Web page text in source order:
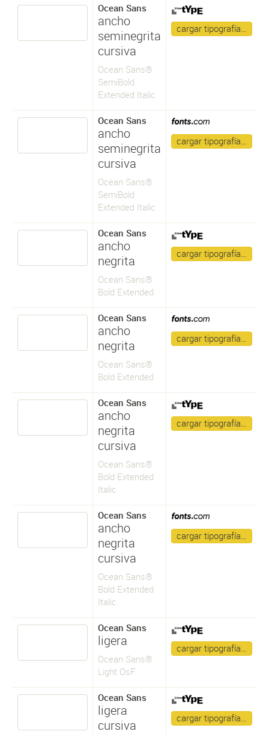
Ocean Sans
ancho
seminegrita
cursiva
Ocean Sans®
SemiBold
Extended Italic
cargar tipografía…
Ocean Sans
ancho
seminegrita
cursiva
Ocean Sans®
SemiBold
Extended Italic
cargar tipografía…
Ocean Sans
ancho
negrita
Ocean Sans®
Bold Extended
cargar tipografía…
Ocean Sans
ancho
negrita
Ocean Sans®
Bold Extended
cargar tipografía…
Ocean Sans
ancho
negrita
cursiva
Ocean Sans®
Bold Extended
Italic
cargar tipografía…
Ocean Sans
ancho
negrita
cursiva
Ocean Sans®
Bold Extended
Italic
cargar tipografía…
Ocean Sans
ligera
Ocean Sans®
Light OsF
cargar tipografía…
Ocean Sans
ligera
cursiva
cargar tipografía…